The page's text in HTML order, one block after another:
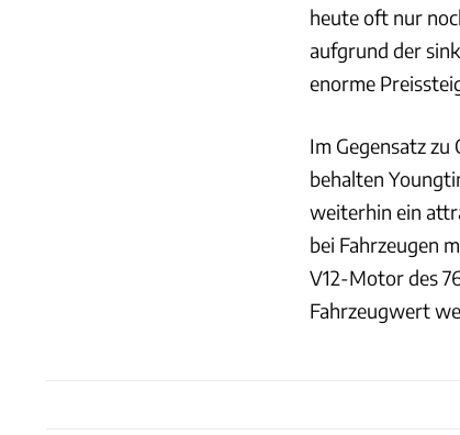
heute oft nur
aufgrund der
enorme
Im Gegensatz
behalten
weiterhin ein
bei Fahrzeugen
V12-Motor des
Fahrzeugwert